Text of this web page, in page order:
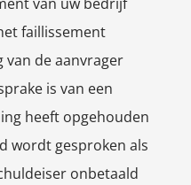
faillissement
van de aanvrager
is van een
heeft opgehouden
wordt gesproken als
onbetaald